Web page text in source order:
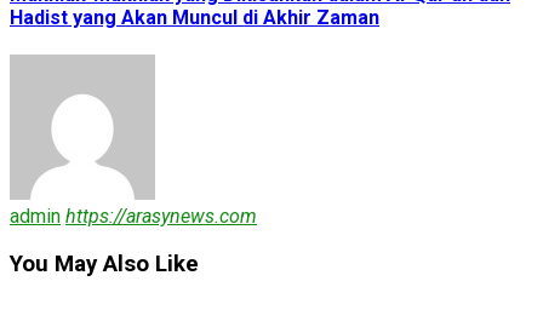
Hadist yang Akan Muncul di Akhir Zaman
admin https://arasynews.com
You May Also Like